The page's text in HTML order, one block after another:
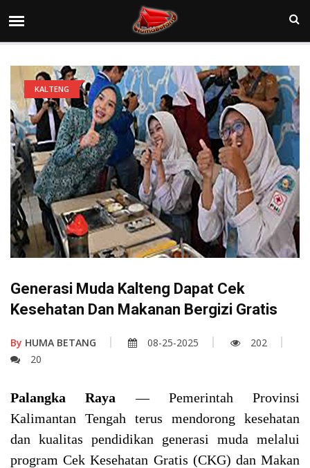
KALTENG
Generasi Muda Kalteng Dapat Cek
Kesehatan Dan Makanan Bergizi Gratis
By HUMA BETANG 08-25-2025
202
20
Palangka Raya — Pemerintah Provinsi
Kalimantan Tengah terus mendorong kesehatan
dan kualitas pendidikan generasi muda melalui
program Cek Kesehatan Gratis (CKG) dan Makan